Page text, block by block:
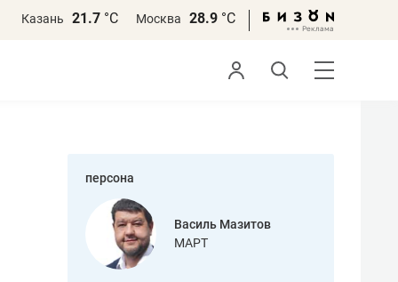
Казань 21.7 °С Москва 28.9 °С
персона
Василь Мазитов
МАРТ